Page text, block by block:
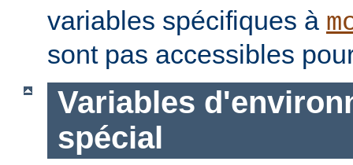
variables spécifiques à
sont pas accessibles
Variables
spécial